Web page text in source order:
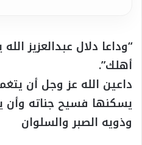
“وداعا دلال عبدالعزيز
أهلك”.
داعين الله عز وجل أن
يسكنها فسيح جناته وأن
وذويه الصبر والسلوان